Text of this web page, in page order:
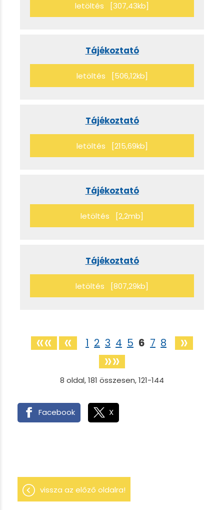
letöltés [307,43kb]
Tájékoztató
letöltés [506,12kb]
Tájékoztató
letöltés [215,69kb]
Tájékoztató
letöltés [2,2mb]
Tájékoztató
letöltés [807,29kb]
«« « 1 2 3 4 5 6 7 8 »
»»
8 oldal,181 összesen,121-144
Facebook X
vissza az előző oldalra!